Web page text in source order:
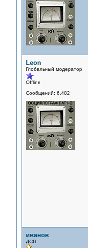
Leon
Глобальный модератор
Offline
Сообщений: 6,482
иванов
ДСП